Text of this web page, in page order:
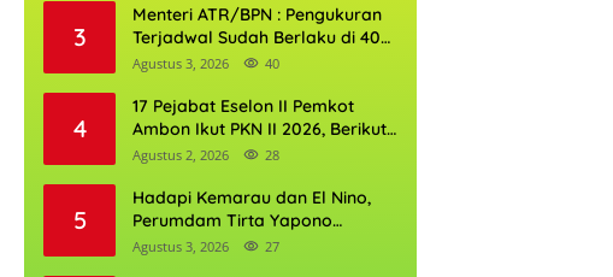
3
Menteri ATR/BPN : Pengukuran
Terjadwal Sudah Berlaku di 400
Kantor Pertanahan
Agustus 3, 2026 40
4
17 Pejabat Eselon II Pemkot
Ambon Ikut PKN II 2026, Berikut
Daftarnya
Agustus 2, 2026 28
5
Hadapi Kemarau dan El Nino,
Perumdam Tirta Yapono
Perkuat Cadangan Air Ambon
Agustus 3, 2026 27